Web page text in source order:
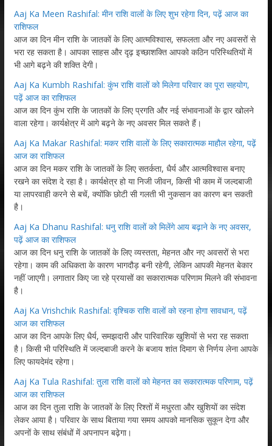
Aaj Ka Meen Rashifal: मीन राशि वालों के लिए शुभ रहेगा दिन, पढ़ें आज का
राशिफल
आज का दिन मीन राशि के जातकों के लिए आत्मविश्वास, सफलता और नए अवसरों से
भरा रह सकता है। आपका साहस और दृढ़ इच्छाशक्ति आपको कठिन परिस्थितियों में
भी आगे बढ़ने की शक्ति देगी।
Aaj Ka Kumbh Rashifal: कुंभ राशि वालों को मिलेगा परिवार का पूरा सहयोग,
पढ़ें आज का राशिफल
आज का दिन कुंभ राशि के जातकों के लिए प्रगति और नई संभावनाओं के द्वार खोलने
वाला रहेगा। कार्यक्षेत्र में आगे बढ़ने के नए अवसर मिल सकते हैं।
Aaj Ka Makar Rashifal: मकर राशि वालों के लिए सकारात्मक माहौल रहेगा, पढ़ें
आज का राशिफल
आज का दिन मकर राशि के जातकों के लिए सतर्कता, धैर्य और आत्मविश्वास बनाए
रखने का संदेश दे रहा है। कार्यक्षेत्र हो या निजी जीवन, किसी भी काम में जल्दबाजी
या लापरवाही करने से बचें, क्योंकि छोटी सी गलती भी नुकसान का कारण बन सकती
है।
Aaj Ka Dhanu Rashifal: धनु राशि वालों को मिलेंगे आय बढ़ाने के नए अवसर,
पढ़ें आज का राशिफल
आज का दिन धनु राशि के जातकों के लिए व्यस्तता, मेहनत और नए अवसरों से भरा
रहेगा। काम की अधिकता के कारण भागदौड़ बनी रहेगी, लेकिन आपकी मेहनत बेकार
नहीं जाएगी। लगातार किए जा रहे प्रयासों का सकारात्मक परिणाम मिलने की संभावना
है।
Aaj Ka Vrishchik Rashifal: वृश्चिक राशि वालों को रहना होगा सावधान, पढ़ें
आज का राशिफल
आज का दिन आपके लिए धैर्य, समझदारी और पारिवारिक खुशियों से भरा रह सकता
है। किसी भी परिस्थिति में जल्दबाजी करने के बजाय शांत दिमाग से निर्णय लेना आपके
लिए फायदेमंद रहेगा।
Aaj Ka Tula Rashifal: तुला राशि वालों को मेहनत का सकारात्मक परिणाम, पढ़ें
आज का राशिफल
आज का दिन तुला राशि के जातकों के लिए रिश्तों में मधुरता और खुशियों का संदेश
लेकर आया है। परिवार के साथ बिताया गया समय आपको मानसिक सुकून देगा और
अपनों के साथ संबंधों में अपनापन बढ़ेगा।